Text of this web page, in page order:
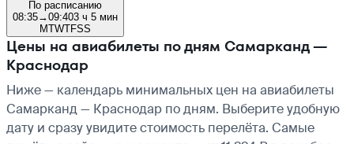
По расписанию
08:35→09:403 ч 5 мин
MTWTFSS
Цены на авиабилеты по дням Самарканд —
Краснодар
Ниже — календарь минимальных цен на авиабилеты
Самарканд — Краснодар по дням. Выберите удобную
дату и сразу увидите стоимость перелёта. Самые